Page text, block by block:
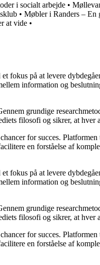
i socialt arbejde •
• Møbler i Randers – En
at vide •
på at levere
information og
grundige
filosofi og sikrer, at
for succes.
en forståelse af
på at levere
information og
grundige
filosofi og sikrer, at
for succes.
en forståelse af